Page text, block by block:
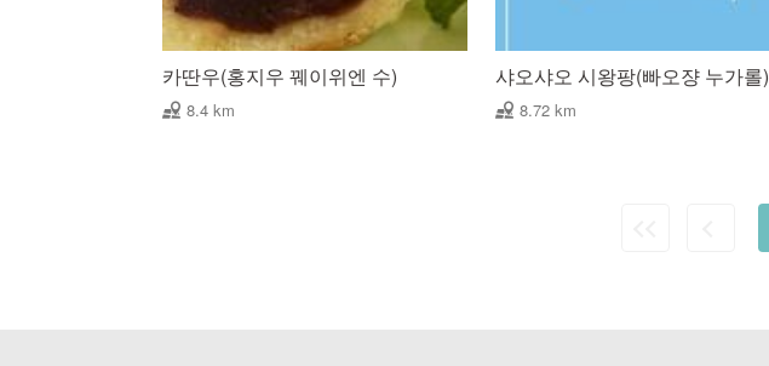
카딴우(홍지우 꿰이위엔 수)
8.4 km
샤오샤오 시왕팡(빠오쟝 누가롤)
8.72 km